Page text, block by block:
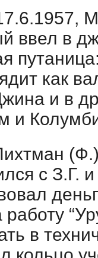
ввел в
как
и в
и
с З.Г.
в